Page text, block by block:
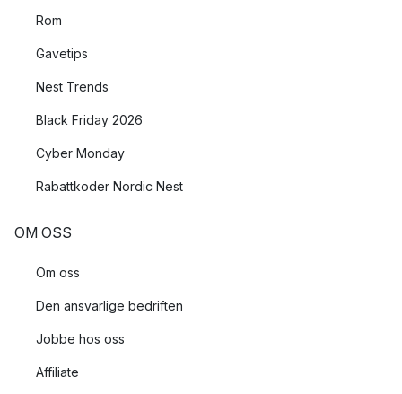
Rom
Gavetips
Nest Trends
Black Friday 2026
Cyber Monday
Rabattkoder Nordic Nest
OM OSS
Om oss
Den ansvarlige bedriften
Jobbe hos oss
Affiliate